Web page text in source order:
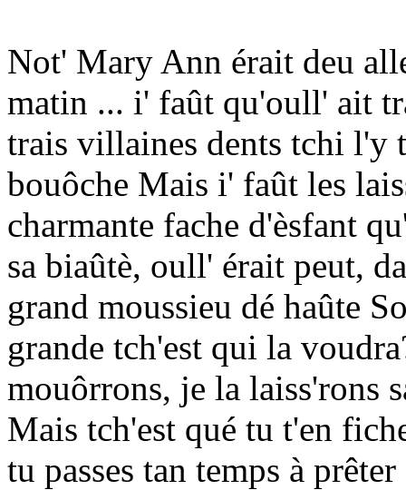
Not' Mary Ann érait deu
matin ... i' faût qu'oull' ait
trais villaines dents tchi l'y
bouôche Mais i' faût les
charmante fache d'èsfant
sa biaûtè, oull' érait peut,
grand moussieu dé haûte
grande tch'est qui la
mouôrrons, je la laiss'rons
Mais tch'est qué tu t'en
tu passes tan temps à